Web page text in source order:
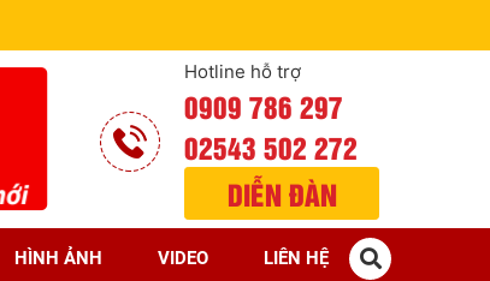
Hotline hỗ trợ
0909 786 297
02543 502 272
DIỄN ĐÀN
HÌNH ẢNH VIDEO LIÊN HỆ